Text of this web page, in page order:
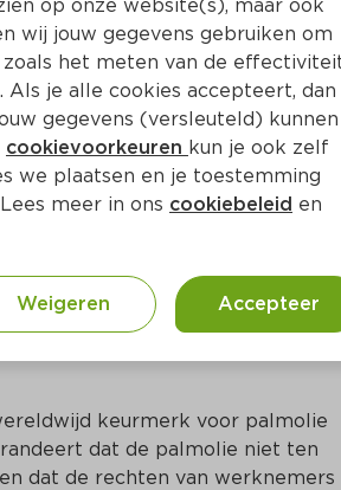
keurmerk voor palmolie
dat de palmolie niet ten
dat de rechten van werknemers
op onze website(s), maar ook
wij jouw gegevens gebruiken om
het meten van de
Als je alle cookies accepteert, dan
gegevens (versleuteld) kunnen
cookievoorkeuren kun je ook zelf
we plaatsen en je toestemming
meer in ons cookiebeleid en
Weigeren Accepteer